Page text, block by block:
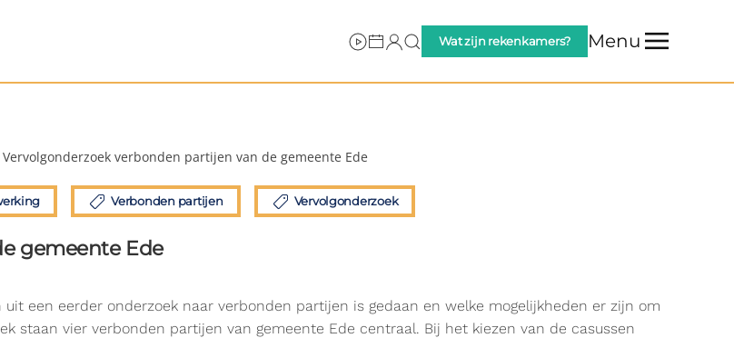
Wat zijn rekenkamers? Menu
Vervolgonderzoek verbonden partijen van de gemeente Ede
Verbonden partijen Vervolgonderzoek
gemeente Ede
een eerder onderzoek naar verbonden partijen is gedaan en welke mogelijkheden er zijn om
staan vier verbonden partijen van gemeente Ede centraal. Bij het kiezen van de casussen